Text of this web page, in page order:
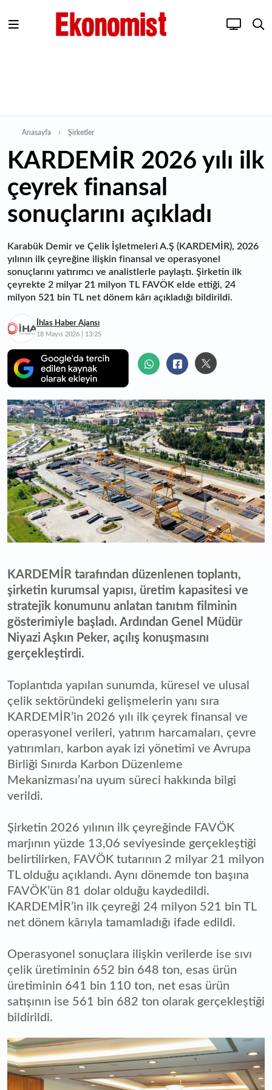
Anasayfa Şirketler
KARDEMİR 2026 yılı ilk
çeyrek finansal
sonuçlarını açıkladı
Karabük Demir ve Çelik İşletmeleri A.Ş (KARDEMİR), 2026
yılının ilk çeyreğine ilişkin finansal ve operasyonel
sonuçlarını yatırımcı ve analistlerle paylaştı. Şirketin ilk
çeyrekte 2 milyar 21 milyon TL FAVÖK elde ettiği, 24
milyon 521 bin TL net dönem kârı açıkladığı bildirildi.
İhlas Haber Ajansı
18 Mayıs 2026 | 13:25
KARDEMİR tarafından düzenlenen toplantı,
şirketin kurumsal yapısı, üretim kapasitesi ve
stratejik konumunu anlatan tanıtım filminin
gösterimiyle başladı. Ardından Genel Müdür
Niyazi Aşkın Peker, açılış konuşmasını
gerçekleştirdi.
Toplantıda yapılan sunumda, küresel ve ulusal
çelik sektöründeki gelişmelerin yanı sıra
KARDEMİR’in 2026 yılı ilk çeyrek finansal ve
operasyonel verileri, yatırım harcamaları, çevre
yatırımları, karbon ayak izi yönetimi ve Avrupa
Birliği Sınırda Karbon Düzenleme
Mekanizması’na uyum süreci hakkında bilgi
verildi.
Şirketin 2026 yılının ilk çeyreğinde FAVÖK
marjının yüzde 13,06 seviyesinde gerçekleştiği
belirtilirken, FAVÖK tutarının 2 milyar 21 milyon
TL olduğu açıklandı. Aynı dönemde ton başına
FAVÖK’ün 81 dolar olduğu kaydedildi.
KARDEMİR’in ilk çeyreği 24 milyon 521 bin TL
net dönem kârıyla tamamladığı ifade edildi.
Operasyonel sonuçlara ilişkin verilerde ise sıvı
çelik üretiminin 652 bin 648 ton, esas ürün
üretiminin 641 bin 110 ton, net esas ürün
satışının ise 561 bin 682 ton olarak gerçekleştiği
bildirildi.